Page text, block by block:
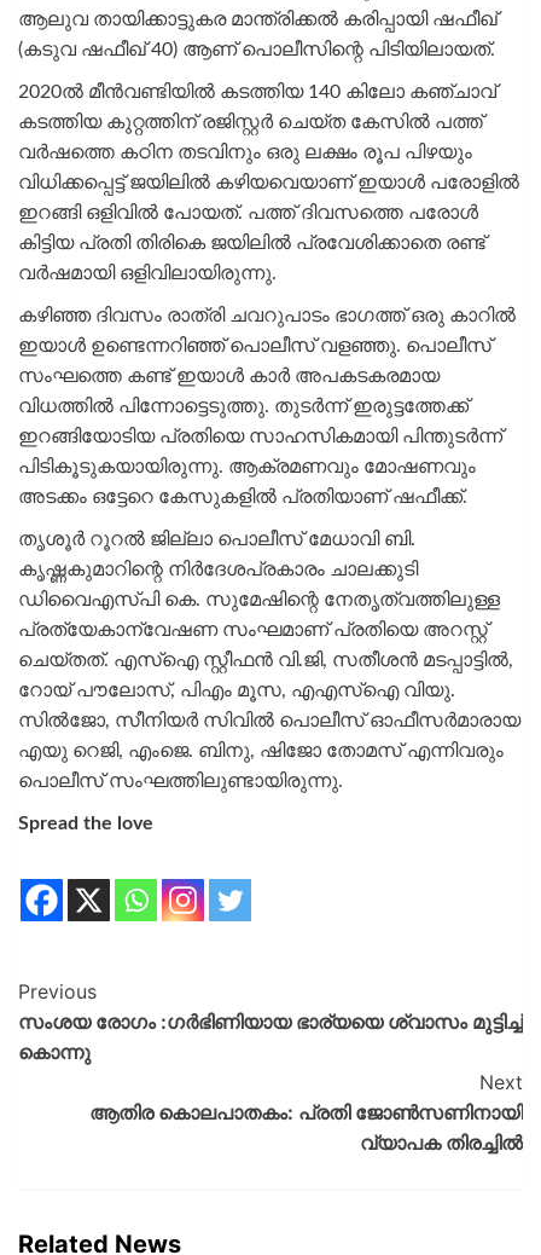
ആലുവ തായിക്കാട്ടുകര മാന്ത്രിക്കല്‍ കരിപ്പായി ഷഫീഖ്
(കടുവ ഷഫീഖ് 40) ആണ് പൊലീസിന്റെ പിടിയിലായത്.
2020ല്‍ മീന്‍വണ്ടിയില്‍ കടത്തിയ 140 കിലോ കഞ്ചാവ്
കടത്തിയ കുറ്റത്തിന് രജിസ്റ്റര്‍ ചെയ്ത കേസില്‍ പത്ത്
വര്‍ഷത്തെ കഠിന തടവിനും ഒരു ലക്ഷം രൂപ പിഴയും
വിധിക്കപ്പെട്ട് ജയിലില്‍ കഴിയവെയാണ് ഇയാള്‍ പരോളില്‍
ഇറങ്ങി ഒളിവില്‍ പോയത്. പത്ത് ദിവസത്തെ പരോള്‍
കിട്ടിയ പ്രതി തിരികെ ജയിലില്‍ പ്രവേശിക്കാതെ രണ്ട്
വര്‍ഷമായി ഒളിവിലായിരുന്നു.
കഴിഞ്ഞ ദിവസം രാത്രി ചവറുപാടം ഭാഗത്ത് ഒരു കാറില്‍
ഇയാള്‍ ഉണ്ടെന്നറിഞ്ഞ് പൊലീസ് വളഞ്ഞു. പൊലീസ്
സംഘത്തെ കണ്ട് ഇയാള്‍ കാര്‍ അപകടകരമായ
വിധത്തില്‍ പിന്നോട്ടെടുത്തു. തുടര്‍ന്ന് ഇരുട്ടത്തേക്ക്
ഇറങ്ങിയോടിയ പ്രതിയെ സാഹസികമായി പിന്തുടര്‍ന്ന്
പിടികൂടുകയായിരുന്നു. ആക്രമണവും മോഷണവും
അടക്കം ഒട്ടേറെ കേസുകളില്‍ പ്രതിയാണ് ഷഫീക്ക്.
തൃശൂര്‍ റൂറല്‍ ജില്ലാ പൊലീസ് മേധാവി ബി.
കൃഷ്ണകുമാറിന്റെ നിര്‍ദേശപ്രകാരം ചാലക്കുടി
ഡിവൈഎസ്പി കെ. സുമേഷിന്റെ നേതൃത്വത്തിലുള്ള
പ്രത്യേകാന്വേഷണ സംഘമാണ് പ്രതിയെ അറസ്റ്റ്
ചെയ്തത്. എസ്‌ഐ സ്റ്റീഫന്‍ വി.ജി, സതീശന്‍ മടപ്പാട്ടില്‍,
റോയ് പൗലോസ്, പിഎം മൂസ, എഎസ്‌ഐ വിയു.
സില്‍ജോ, സീനിയര്‍ സിവില്‍ പൊലീസ് ഓഫീസര്‍മാരായ
എയു റെജി, എംജെ. ബിനു, ഷിജോ തോമസ് എന്നിവരും
പൊലീസ് സംഘത്തിലുണ്ടായിരുന്നു.
Spread the love
Previous
സംശയ രോഗം :ഗര്‍ഭിണിയായ ഭാര്യയെ ശ്വാസം മുട്ടിച്ച്
കൊന്നു
Next
ആതിര കൊലപാതകം: പ്രതി ജോണ്‍സണിനായി
വ്യാപക തിരച്ചില്‍
Related News